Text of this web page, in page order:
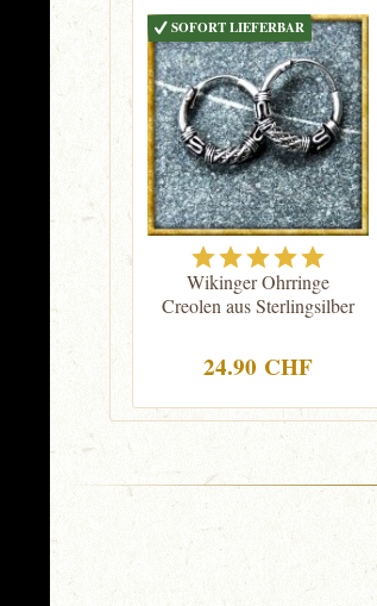
SOFORT LIEFERBAR
Wikinger Ohrringe
Creolen aus Sterlingsilber
24.90 CHF